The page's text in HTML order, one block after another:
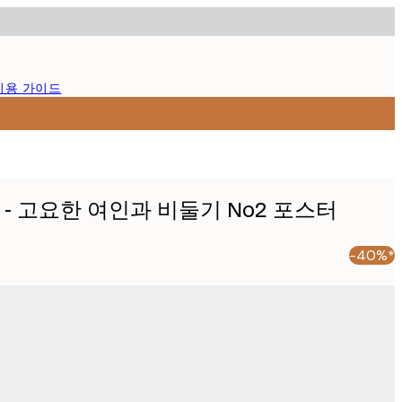
용 가이드
고요한 여인과 비둘기 No2 포스터
-40%*